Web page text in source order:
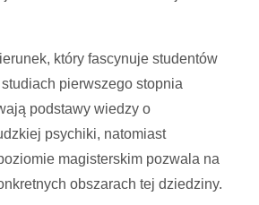
który fascynuje studentów
pierwszego stopnia
podstawy wiedzy o
psychiki, natomiast
magisterskim pozwala na
obszarach tej dziedziny.